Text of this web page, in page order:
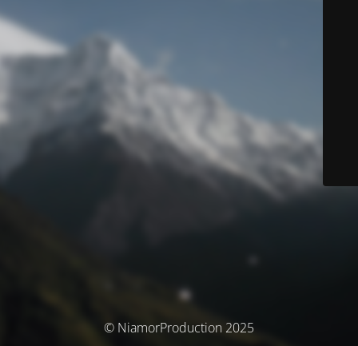
© NiamorProduction 2025